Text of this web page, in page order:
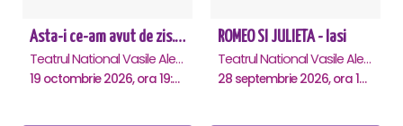
Asta-i ce-am avut de zis... - Horațiu Mălăele & Nicu Alifantis - Iasi
Teatrul National Vasile Alecsandri , Iasi
19 octombrie 2026, ora 19:00
ROMEO SI JULIETA - Iasi
Teatrul National Vasile Alecsandri , Iasi
28 septembrie 2026, ora 19:00